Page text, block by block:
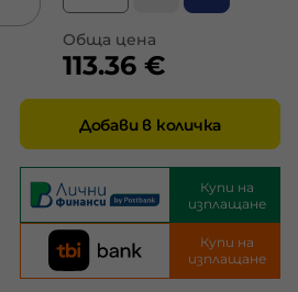
Обща цена
113.36 €
Добави в количка
Купи на
изплащане
Купи на
изплащане